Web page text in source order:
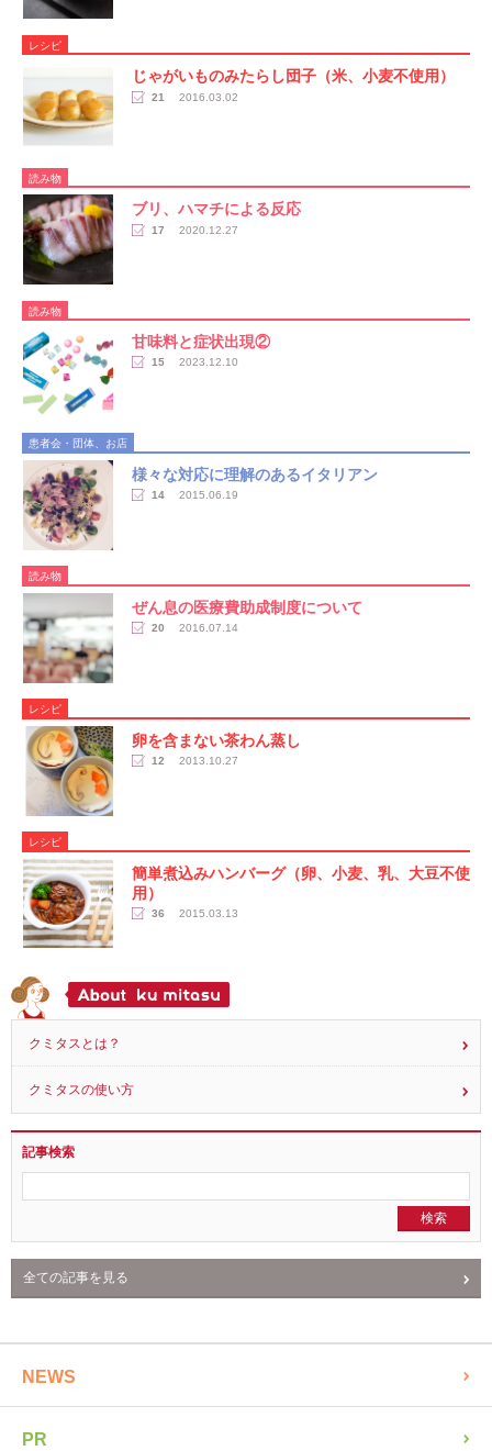
レシピ
じゃがいものみたらし団子（米、小麦不使用）
21 2016.03.02
読み物
ブリ、ハマチによる反応
17 2020.12.27
読み物
甘味料と症状出現②
15 2023.12.10
患者会・団体、お店
様々な対応に理解のあるイタリアン
14 2015.06.19
読み物
ぜん息の医療費助成制度について
20 2016.07.14
レシピ
卵を含まない茶わん蒸し
12 2013.10.27
レシピ
簡単煮込みハンバーグ（卵、小麦、乳、大豆不使
用）
36 2015.03.13
クミタスとは？
クミタスの使い方
記事検索
全ての記事を見る
NEWS
PR